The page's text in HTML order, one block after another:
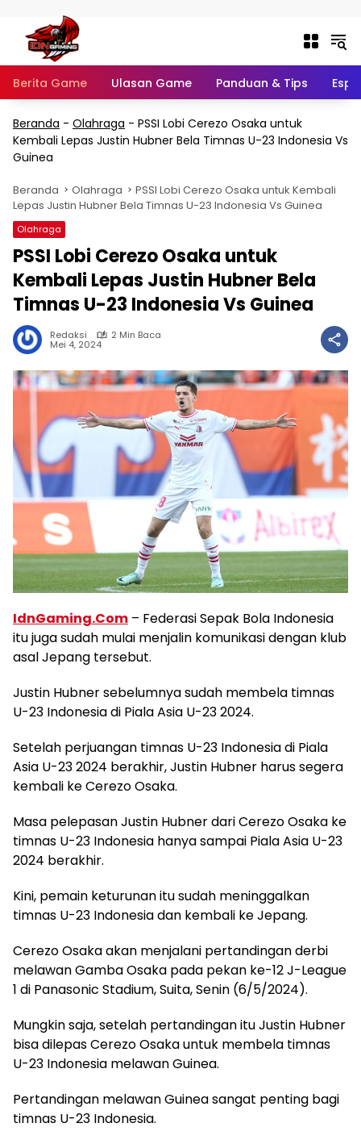
Berita Game Ulasan Game Panduan & Tips
Beranda - Olahraga - PSSI Lobi Cerezo Osaka untuk
Kembali Lepas Justin Hubner Bela Timnas U-23 Indonesia Vs
Guinea
Beranda Olahraga
PSSI Lobi Cerezo Osaka untuk Kembali
Lepas Justin Hubner Bela Timnas U-23 Indonesia Vs Guinea
Olahraga
PSSI Lobi Cerezo Osaka untuk
Kembali Lepas Justin Hubner Bela
Timnas U-23 Indonesia Vs Guinea
Redaksi 2 Min Baca
Mei 4, 2024
IdnGaming.Com – Federasi Sepak Bola Indonesia
itu juga sudah mulai menjalin komunikasi dengan klub
asal Jepang tersebut.
Justin Hubner sebelumnya sudah membela timnas
U-23 Indonesia di Piala Asia U-23 2024.
Setelah perjuangan timnas U-23 Indonesia di Piala
Asia U-23 2024 berakhir, Justin Hubner harus segera
kembali ke Cerezo Osaka.
Masa pelepasan Justin Hubner dari Cerezo Osaka ke
timnas U-23 Indonesia hanya sampai Piala Asia U-23
2024 berakhir.
Kini, pemain keturunan itu sudah meninggalkan
timnas U-23 Indonesia dan kembali ke Jepang.
Cerezo Osaka akan menjalani pertandingan derbi
melawan Gamba Osaka pada pekan ke-12 J-League
1 di Panasonic Stadium, Suita, Senin (6/5/2024).
Mungkin saja, setelah pertandingan itu Justin Hubner
bisa dilepas Cerezo Osaka untuk membela timnas
U-23 Indonesia melawan Guinea.
Pertandingan melawan Guinea sangat penting bagi
timnas U-23 Indonesia.